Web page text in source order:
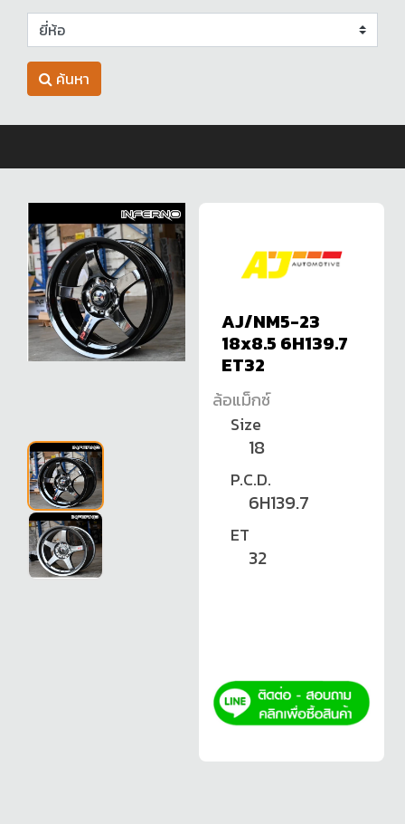
ค้นหา
AJ/NM5-23
18x8.5 6H139.7
ET32
ล้อแม็กซ์
Size
18
P.C.D.
6H139.7
ET
32